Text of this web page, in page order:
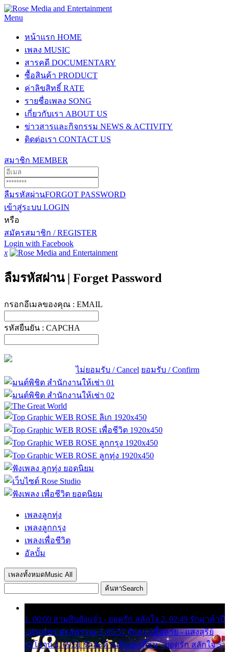
Menu
หน้าแรก HOME
เพลง MUSIC
สารคดี DOCUMENTARY
ซื้อสินค้า PRODUCT
ค่าลิขสิทธิ์ RATE
รายชื่อเพลง SONG
เกี่ยวกับเรา ABOUT US
ข่าวสารและกิจกรรม NEWS & ACTIVITY
ติดต่อเรา CONTACT US
สมาชิก MEMBER
ลืมรหัสผ่านFORGOT PASSWORD
เข้าสู่ระบบ LOGIN
หรือ
สมัครสมาชิก / REGISTER
Login with Facebook
x
ลืมรหัสผ่าน | Forget Password
กรอกอีเมลของคุณ : EMAIL
รหัสยืนยัน : CAPCHA
ไม่ยอมรับ / Cancel ยอมรับ / Confirm
เพลงลูกทุ่ง
เพลงลูกกรุง
เพลงเพื่อชีวิต
อัลบั้ม
เพลงทั้งหมด Music All
ค้นหาSearch
1. 00:00 สามสิบยังแจ๋ว - ยอดรัก สลักใจ 2. 02:49 รักมาห้าปี
- ศรเพชร ศรสุพรรณ 3. 05:57 รักสาวเสื้อลาย - แสงสุรีย์
รุ่งโรจน์ 4. 09:51 รักสะท้านดินสะเทือน - ยอดรัก สลักใจ 5.